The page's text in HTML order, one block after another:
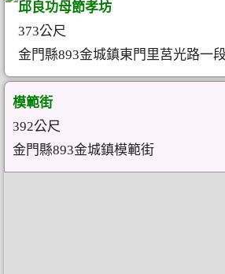
邱良功母節孝坊
373公尺
金門縣893金城鎮東門里莒光路一
模範街
392公尺
金門縣893金城鎮模範街